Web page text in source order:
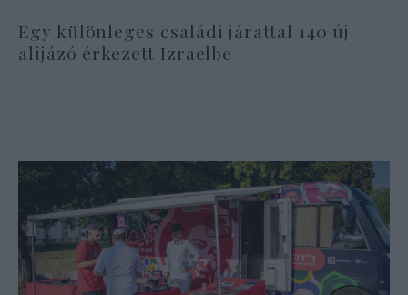
Egy különleges családi járattal 140 új
alijázó érkezett Izraelbe